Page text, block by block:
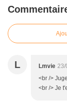
L Lmvie 23/
<br />
<br /> Je